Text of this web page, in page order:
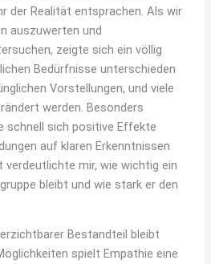
der Realität entsprachen. Als wir
auszuwerten und
zeigte sich ein völlig
Bedürfnisse unterschieden
Vorstellungen, und viele
werden. Besonders
schnell sich positive Effekte
auf klaren Erkenntnissen
verdeutlichte mir, wie wichtig ein
bleibt und wie stark er den
Bestandteil bleibt
spielt Empathie eine